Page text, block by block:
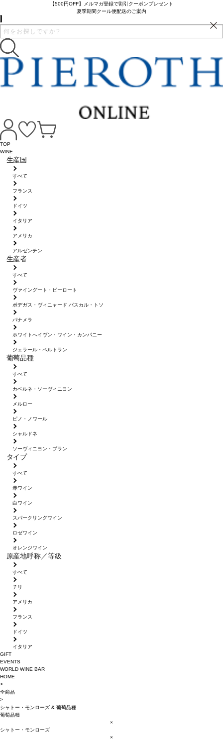
【500円OFF】メルマガ登録で割引クーポンプレゼント
夏季期間クール便配送のご案内
TOP
WINE
生産国
すべて
フランス
ドイツ
イタリア
アメリカ
アルゼンチン
生産者
すべて
ヴァイングート・ピーロート
ボデガス・ヴィニャード パスカル・トソ
パナメラ
ホワイトへイヴン・ワイン・カンパニー
ジェラール・ベルトラン
葡萄品種
すべて
カベルネ・ソーヴィニヨン
メルロー
ピノ・ノワール
シャルドネ
ソーヴィニヨン・ブラン
タイプ
すべて
赤ワイン
白ワイン
スパークリングワイン
ロゼワイン
オレンジワイン
原産地呼称／等級
すべて
チリ
アメリカ
フランス
ドイツ
イタリア
GIFT
EVENTS
WORLD WINE BAR
HOME
>
全商品
>
シャトー・モンローズ& 葡萄品種
葡萄品種
×
シャトー・モンローズ
×